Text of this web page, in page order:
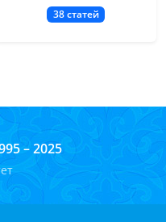
38 статей
– 2025
данных на сайте